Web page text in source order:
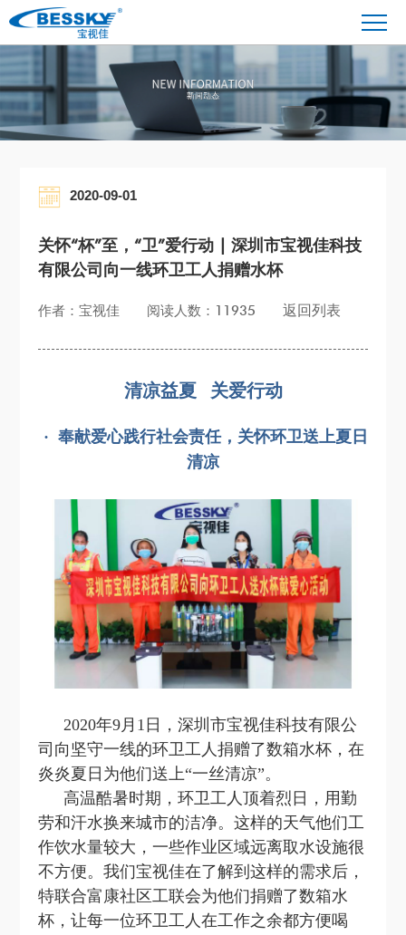
2020-09-01
关怀“杯”至，“卫”爱行动 | 深圳市宝视佳科技
有限公司向一线环卫工人捐赠水杯
作者：宝视佳 阅读人数：11935 返回列表
清凉益夏关爱行动
· 奉献爱心践行社会责任， 关怀环卫送上夏日
清凉
2020年9月1日，深圳市宝视佳科技有限公
司向坚守一线的环卫工人捐赠了数箱水杯，在
炎炎夏日为他们送上“一丝清凉”。
高温酷暑时期，环卫工人顶着烈日，用勤
劳和汗水换来城市的洁净。这样的天气他们工
作饮水量较大，一些作业区域远离取水设施很
不方便。我们宝视佳在了解到这样的需求后，
特联合富康社区工联会为他们捐赠了数箱水
杯，让每一位环卫工人在工作之余都方便喝